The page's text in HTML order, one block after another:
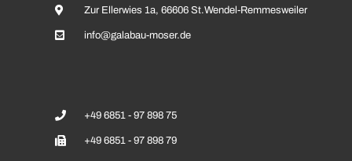
Zur Ellerwies 1a, 66606 St.Wendel-Remmesweiler
info@galabau-moser.de
+49 6851 - 97 898 75
+49 6851 - 97 898 79